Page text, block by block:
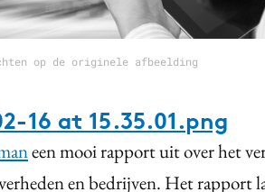
op de originele afbeelding
16 at 15.35.01.png
een mooi rapport uit over het
en bedrijven. Het rapport